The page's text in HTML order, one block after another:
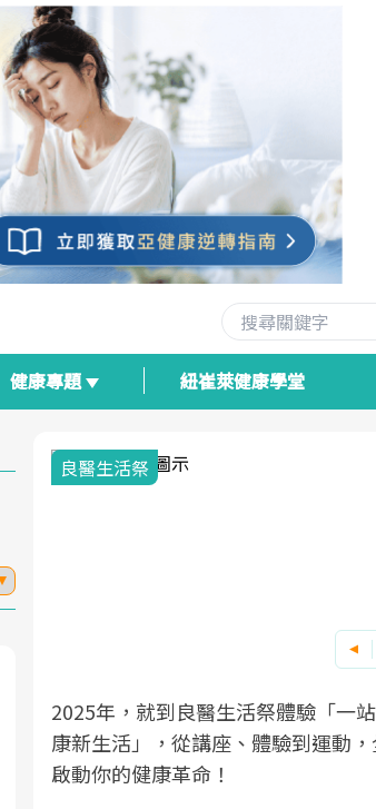
健康專題 紐崔萊健康學堂
我與健康韌性的距離
良醫健康網從「換季的身體變化」
透過醫學觀點與日常感受的對話，
亞健康的認知，進而引導實際的改善